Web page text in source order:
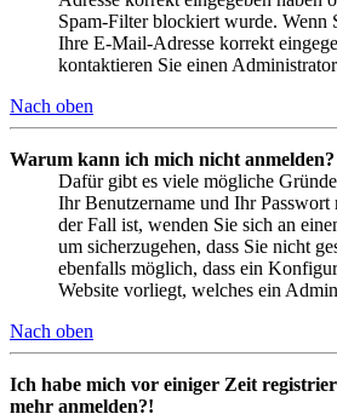
Spam-Filter blockiert wurde. Wenn
Ihre E-Mail-Adresse korrekt
kontaktieren Sie einen
Nach oben
Warum kann ich mich nicht anmelden?
Dafür gibt es viele mögliche
Ihr Benutzername und Ihr
der Fall ist, wenden Sie sich an
um sicherzugehen, dass Sie nicht
ebenfalls möglich, dass ein
Website vorliegt, welches ein
Nach oben
Ich habe mich vor einiger Zeit
mehr anmelden?!